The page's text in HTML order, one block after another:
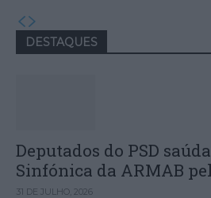
DESTAQUES
Deputados do PSD
Sinfónica da ARMAB
31 DE JULHO, 2026